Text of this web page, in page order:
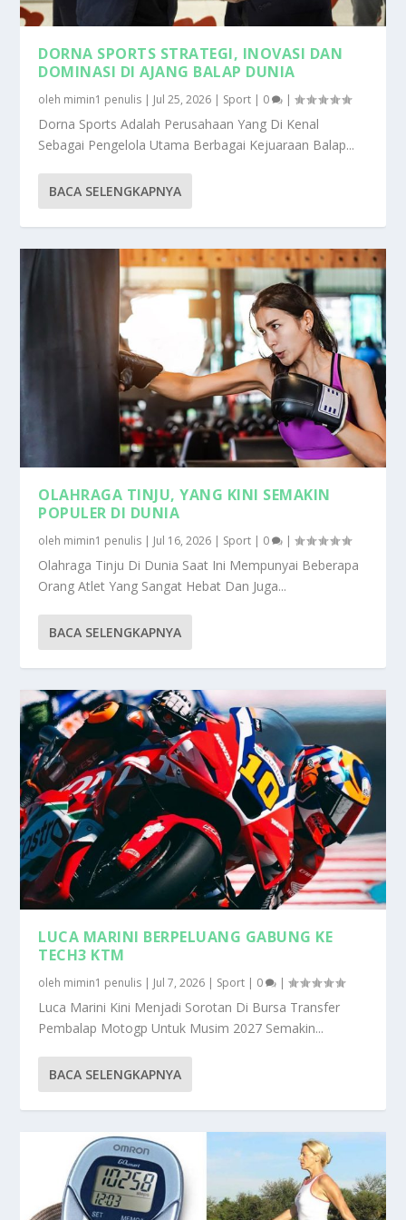
DORNA SPORTS STRATEGI, INOVASI DAN
DOMINASI DI AJANG BALAP DUNIA
oleh mimin1 penulis | Jul 25, 2026 | Sport | 0 |
Dorna Sports Adalah Perusahaan Yang Di Kenal
Sebagai Pengelola Utama Berbagai Kejuaraan Balap...
BACA SELENGKAPNYA
OLAHRAGA TINJU, YANG KINI SEMAKIN
POPULER DI DUNIA
oleh mimin1 penulis | Jul 16, 2026 | Sport | 0 |
Olahraga Tinju Di Dunia Saat Ini Mempunyai Beberapa
Orang Atlet Yang Sangat Hebat Dan Juga...
BACA SELENGKAPNYA
LUCA MARINI BERPELUANG GABUNG KE
TECH3 KTM
oleh mimin1 penulis | Jul 7, 2026 | Sport | 0 |
Luca Marini Kini Menjadi Sorotan Di Bursa Transfer
Pembalap Motogp Untuk Musim 2027 Semakin...
BACA SELENGKAPNYA